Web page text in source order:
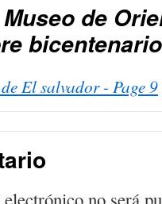
Museo de
bicentenario
El salvador - Page 9
no será